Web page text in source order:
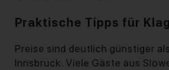
Praktische Tipps für
Preise sind deutlich günstiger
Innsbruck. Viele Gäste aus